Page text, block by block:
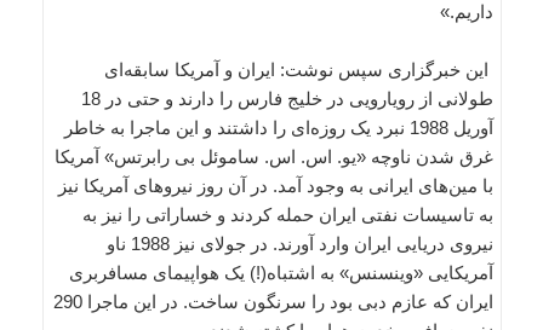
داریم.»
این خبرگزاری سپس نوشت: ایران و آمریکا سابقه‌ای
طولانی از رویارویی در خلیج فارس را دارند و حتی در 18
آوریل 1988 نبرد یک روزه‌ای را داشتند و این ماجرا به خاطر
غرق شدن ناوچه «یو. اس. اس. ساموئل بی رابرتس» آمریکا
با مین‌های ایرانی به وجود آمد. در آن روز نیروهای آمریکا نیز
به تاسیسات نفتی ایران حمله کردند و خساراتی را نیز به
نیروی دریایی ایران وارد آورند. در جولای نیز 1988 ناو
آمریکایی «وینسنس» به اشتباه(!) یک هواپیمای مسافربری
ایران که عازم دبی بود را سرنگون ساخت. در این ماجرا 290